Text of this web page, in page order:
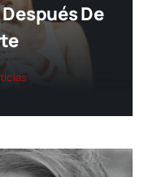
De